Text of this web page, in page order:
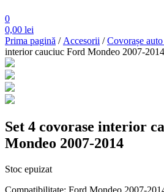
0
0,00 lei
Prima pagină /Accesorii /Covorașe
interior cauciuc Ford Mondeo 2007-2014
Set 4 covorase interior
Mondeo 2007-2014
Stoc epuizat